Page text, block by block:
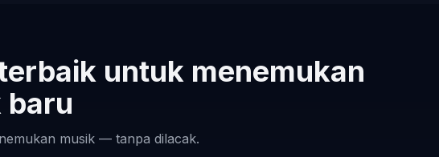
untuk menemukan
baru
musik — tanpa dilacak.